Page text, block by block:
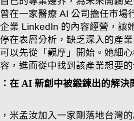
在一家醫療 AI 公司擔任市場
業 LinkedIn 的內容經營，讓
在表層分析，缺乏深入的產
以先從「觀摩」開始。她細
，進而從中找到該產業想要的
在 AI 新創中被鍛鍊出的解決
米孟汝加入一家剛落地台灣